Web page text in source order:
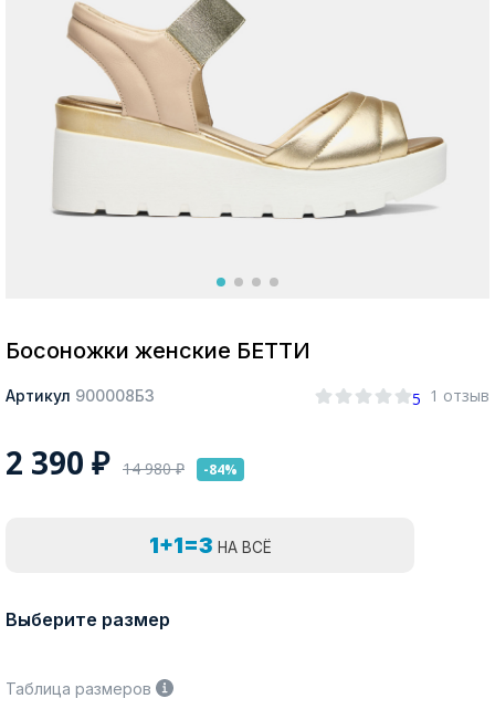
Да, все верно Изменить город
Босоножки женские БЕТТИ
Артикул 900008БЗ 5 1 отзыв
2 390 ₽ 14 980₽ -84%
1+1=3 НА ВСЁ
Выберите размер
Таблица размеров